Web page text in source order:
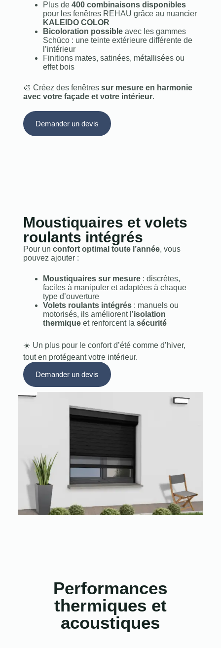
Plus de 400 combinaisons disponibles
pour les fenêtres REHAU grâce au nuancier
KALEIDO COLOR
Bicoloration possibleavec les gammes
Schüco : une teinte extérieure différente de
l’intérieur
Finitions mates, satinées, métallisées ou
effet bois
🎨 Créez des fenêtres sur mesure en harmonie
avec votre façade et votre intérieur.
Demander un devis
Moustiquaires et volets
roulants intégrés
Pour un confort optimal toute l’année, vous
pouvez ajouter :
Moustiquaires sur mesure: discrètes,
faciles à manipuler et adaptées à chaque
type d’ouverture
Volets roulants intégrés: manuels ou
motorisés, ils améliorent l’isolation
thermiqueet renforcent la sécurité
☀️ Un plus pour le confort d’été comme d’hiver,
tout en protégeant votre intérieur.
Demander un devis
Performances
thermiques et
acoustiques